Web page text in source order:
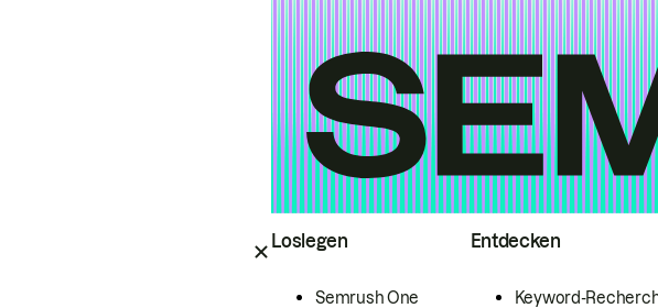
Loslegen
Semrush One
Entdecken
Keyword-